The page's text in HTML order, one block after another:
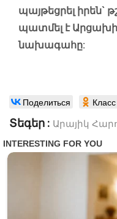
պայթեցրել իրեն`
պատմել է
նախագահը:
Поделиться Класс
Տեգեր : Արայիկ